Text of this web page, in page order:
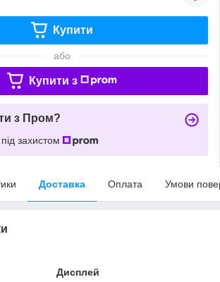
Купити
або
Купити з
з Пром?
захистом
Доставка Оплата Умови
Дисплей